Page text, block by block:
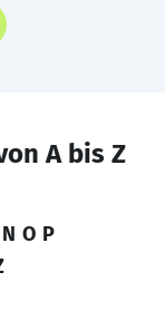
A bis Z
N O P